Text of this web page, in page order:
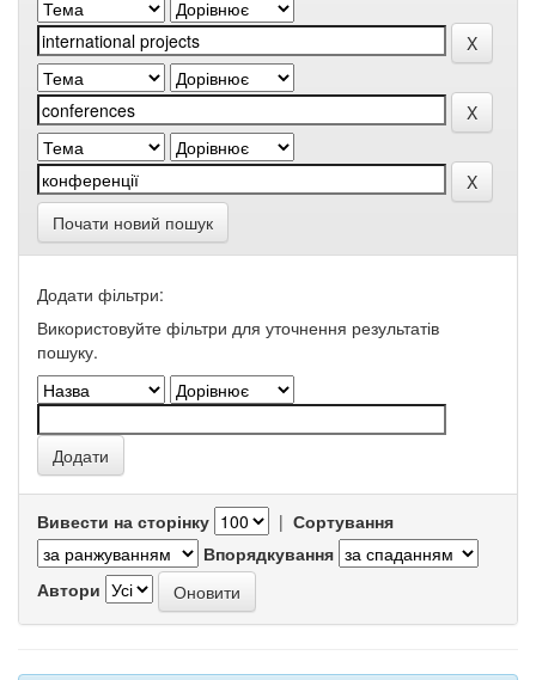
Почати новий пошук
Додати фільтри:
Використовуйте фільтри для уточнення результатів
пошуку.
Вивести на сторінку | Сортування
Впорядкування
Автори